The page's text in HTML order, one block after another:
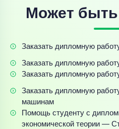
Может
Заказать дипломную
Заказать дипломную
Заказать дипломную
Заказать дипломную
машинам
Помощь студенту с
экономической теории —